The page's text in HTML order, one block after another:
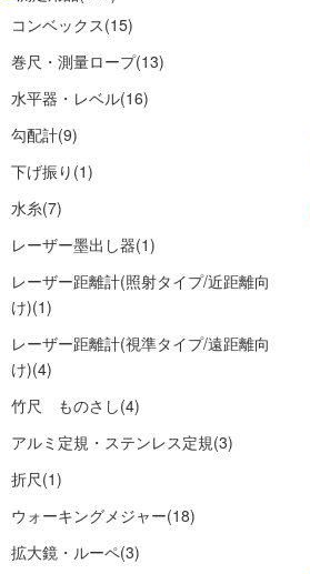
コンベックス(15)
巻尺・測量ロープ(13)
水平器・レベル(16)
勾配計(9)
下げ振り (1)
水糸(7)
レーザー墨出し器(1)
レーザー距離計(照射タイプ/近距離向
け)(1)
レーザー距離計(視準タイプ/遠距離向
け)(4)
竹尺 ものさし(4)
アルミ定規・ステンレス定規(3)
折尺(1)
ウォーキングメジャー(18)
拡大鏡・ルーペ(3)